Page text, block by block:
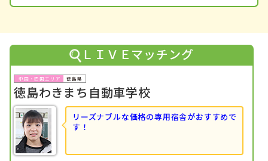
ＬＩＶＥマッチング
徳島県
徳島わきまち自動車学校
リーズナブルな価格の専用宿舎がおすすめで
す！